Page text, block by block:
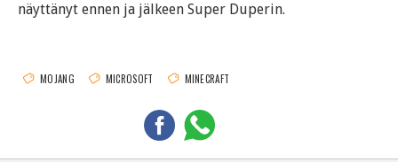
näyttänyt ennen ja jälkeen Super Duperin.
MOJANG MICROSOFT MINECRAFT